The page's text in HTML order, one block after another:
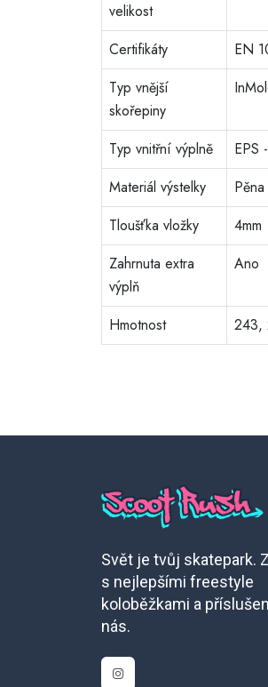
velikost
Certifikáty
EN
Typ vnější
skořepiny
Typ vnitřní výplně
EPS
Materiál výstelky
Pěna
Tloušťka vložky
4mm
Zahrnuta extra
výplň
Ano
Hmotnost 243,
Svět je tvůj skatepark.
s nejlepšími freestyle
koloběžkami a
nás.